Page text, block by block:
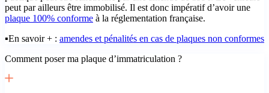
peut par ailleurs être immobilisé. Il est donc impératif d’avoir une
plaque 100% conforme à la réglementation française.
▪️En savoir + : amendes et pénalités en cas de plaques non conformes
Comment poser ma plaque d’immatriculation ?